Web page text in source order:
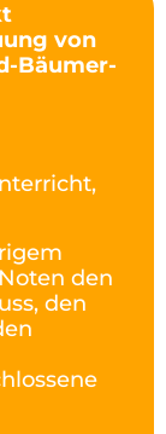
von
Bäumer-
den
den